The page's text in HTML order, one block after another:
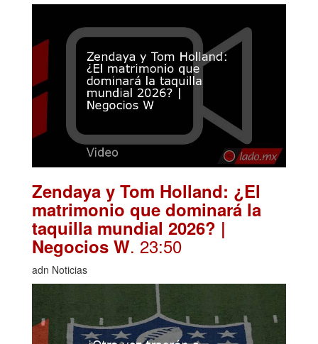
Zendaya y Tom Holland: ¿El
matrimonio que dominará la
taquilla mundial 2026? |
Negocios W. 23:50
adn Noticias